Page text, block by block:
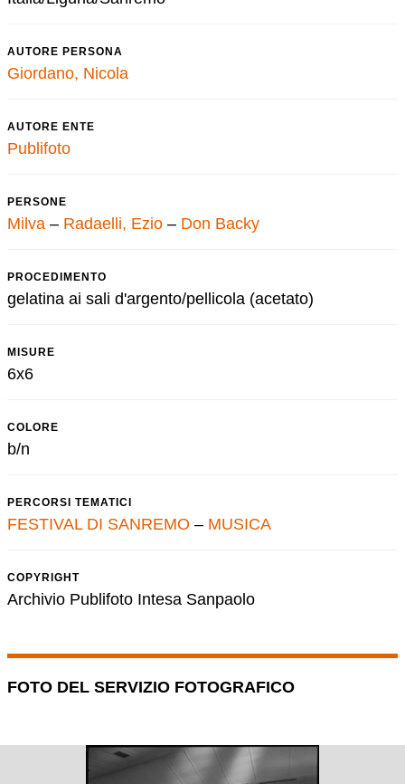
AUTORE PERSONA
Giordano, Nicola
AUTORE ENTE
Publifoto
PERSONE
Milva – Radaelli, Ezio – Don Backy
PROCEDIMENTO
gelatina ai sali d'argento/pellicola (acetato)
MISURE
6x6
COLORE
b/n
PERCORSI TEMATICI
FESTIVAL DI SANREMO – MUSICA
COPYRIGHT
Archivio Publifoto Intesa Sanpaolo
FOTO DEL SERVIZIO FOTOGRAFICO